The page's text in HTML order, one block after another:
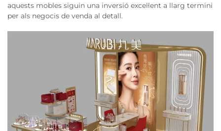
aquests mobles siguin una inversió excel·lent a llarg termini
per als negocis de venda al detall.